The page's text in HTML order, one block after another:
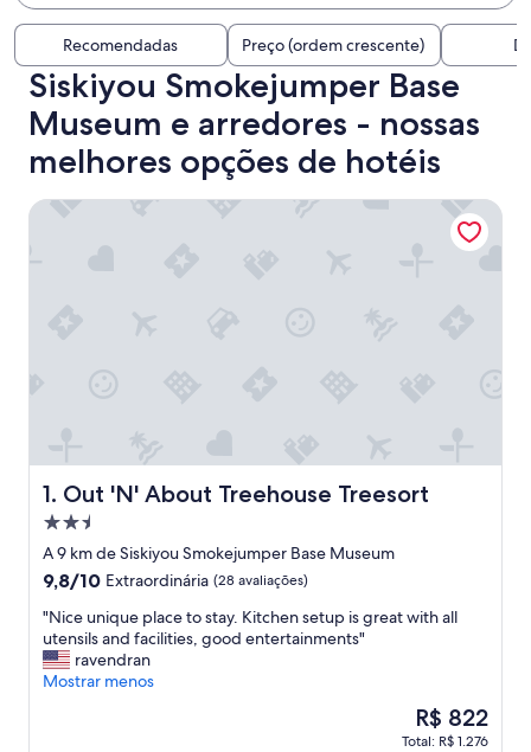
Recomendadas Preço (ordem crescente)
Siskiyou Smokejumper Base
Museum e arredores - nossas
melhores opções de hotéis
1. Out 'N' About Treehouse Treesort
Out 'N' About Treehouse Treesort
Propriedade
2.5
estrelas
A 9 km de Siskiyou Smokejumper Base Museum
9.8
10,
Extraordinária,
(28
avaliações)
9,8/10 Extraordinária (28 avaliações)
"
N
i
c
"Nice unique place to stay. Kitchen setup is great with all
utensils and facilities, good entertainments"
ravendran
Mostrar menos
O
preço
R$ 822
Total: R$ 1.276
Out 'N' About Treehouse Treesort